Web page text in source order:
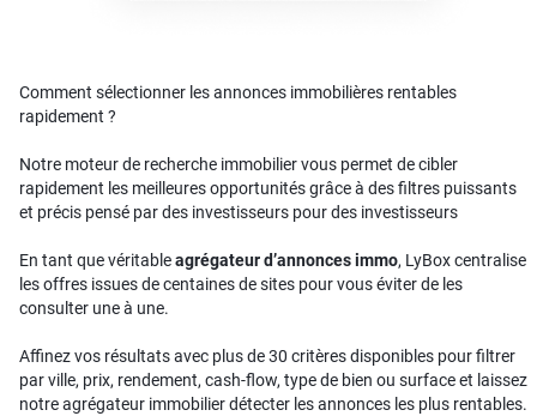
Comment sélectionner les annonces immobilières rentables
rapidement ?
Notre moteur de recherche immobilier vous permet de cibler
rapidement les meilleures opportunités grâce à des filtres puissants
et précis pensé par des investisseurs pour des investisseurs
En tant que véritableagrégateur d’annonces immo, LyBox centralise
les offres issues de centaines de sites pour vous éviter de les
consulter une à une.
Affinez vos résultats avec plus de 30 critères disponibles pour filtrer
par ville, prix, rendement, cash-flow, type de bien ou surface et laissez
notre agrégateur immobilier détecter les annonces les plus rentables.